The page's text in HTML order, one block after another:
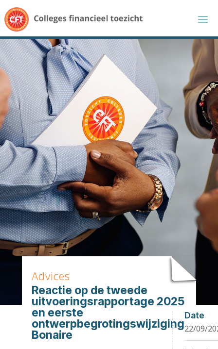
Advices
Reactie op de tweede
uitvoeringsrapportage 2025
en eerste
ontwerpbegrotingswijziging
Bonaire
Date
22/09/